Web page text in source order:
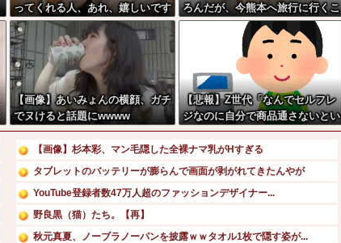
ってくれる人、あれ、嬉しいです
w」→まさかの行為がこちらw w
w w w w w w w
ろんだが、今熊本へ旅行に行くこ
とも支援になる」
【画像】あいみょんの横顔、ガチ
でヌけると話題にwwww
【悲報】Z世代「なんでセルフレ
ジなのに自分で商品通さないとい
けないんだ」
【画像】杉本彩、マン毛隠した全裸ナマ乳がHすぎる
タブレットのバッテリーが膨らんで画面が剥がれてきたんやが
YouTube登録者数47万人超のファッションデザイナー...
野良黒（猫）たち。【再】
秋元真夏、ノーブラノーパンを披露ｗｗタオル1枚で隠す姿が...